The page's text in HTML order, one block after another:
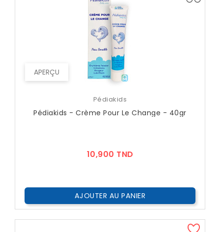
APERÇU
Pédiakids
Pédiakids - Crème Pour Le Change - 40gr
10,900 TND
AJOUTER AU PANIER